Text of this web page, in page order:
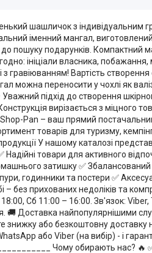
шашличок з індивідуальним
іменний мангал,
пошуку подарунків. Компактний
ініціали власника,
з гравіюванням! Вартість
можна переносити у чохлі як
підхід до створення
вирізається з міцного
Pan – ваш прямий
товарів для туризму,
У нашому каталозі
Надійні товари для активного
затишку ✅
годинники та постери ✅
– без прихованих недоліків та
Сб 11:00 – 16:00. Зв'язок:
Доставка найпопулярнішими
або безкоштовну доставку
або Viber (на вибір) - і
Чому обирають нас? 🔥